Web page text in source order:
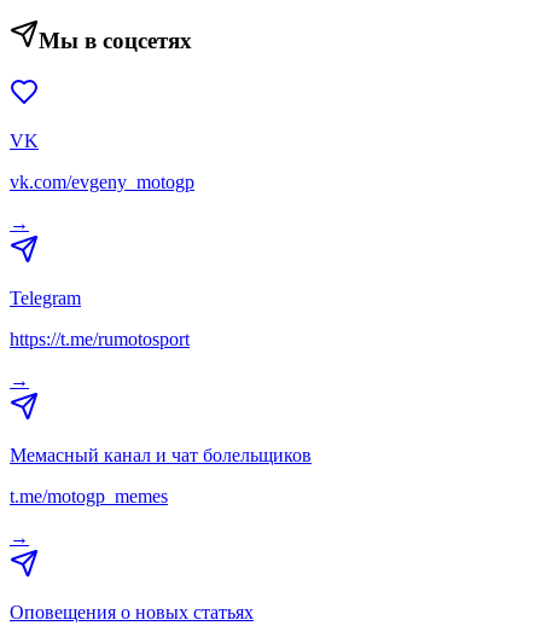
Мы в соцсетях
VK
vk.com/evgeny_motogp
→
Telegram
https://t.me/rumotosport
→
Мемасный канал и чат болельщиков
t.me/motogp_memes
→
Оповещения о новых статьях